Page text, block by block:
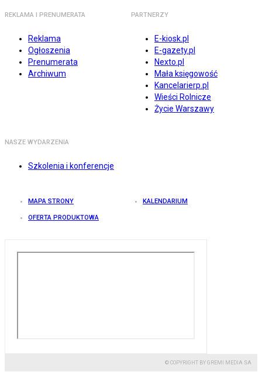
REKLAMA I PRENUMERATA
Reklama
Ogłoszenia
Prenumerata
Archiwum
PARTNERZY
E-kiosk.pl
E-gazety.pl
Nexto.pl
Mała księgowość
Kancelarierp.pl
Wieści Rolnicze
Życie Warszawy
NASZE WYDARZENIA
Szkolenia i konferencje
MAPA STRONY KALENDARIUM
OFERTA PRODUKTOWA
© COPYRIGHT BY GREMI MEDIA SA